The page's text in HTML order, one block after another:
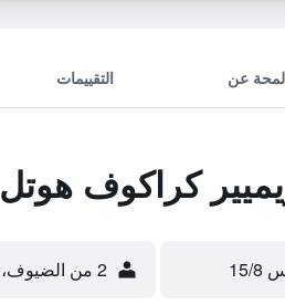
لمحة عن التقييمات
كراكوف هوتل
8 2 من الضيوف، غرفة واحدة